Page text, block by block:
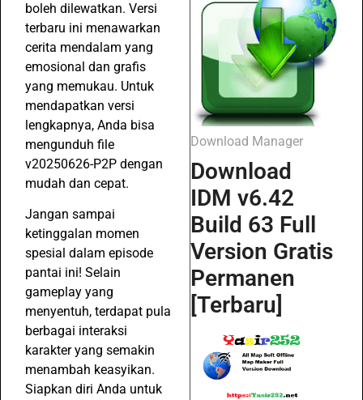
boleh dilewatkan. Versi
terbaru ini menawarkan
cerita mendalam yang
emosional dan grafis
yang memukau. Untuk
mendapatkan versi
lengkapnya, Anda bisa
mengunduh file
v20250626-P2P dengan
mudah dan cepat.
Jangan sampai
ketinggalan momen
spesial dalam episode
pantai ini! Selain
gameplay yang
menyentuh, terdapat pula
berbagai interaksi
karakter yang semakin
menambah keasyikan.
Siapkan diri Anda untuk
Download Manager
Download
IDM v6.42
Build 63 Full
Version Gratis
Permanen
[Terbaru]